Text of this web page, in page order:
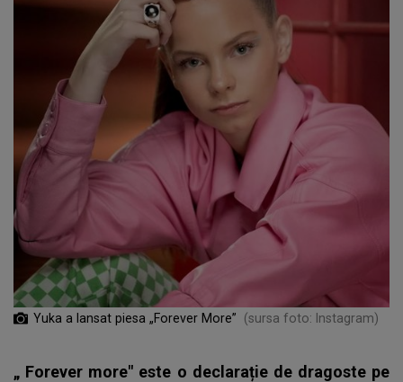
Yuka a lansat piesa „Forever More” (sursa foto: Instagram)
„ Forever more" este o declarație de dragoste pe